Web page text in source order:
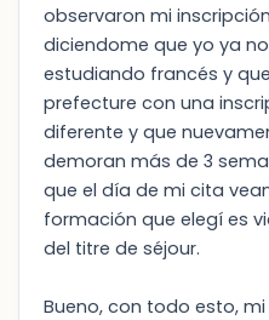
observaron mi
diciendome que yo ya
estudiando francés y
prefecture con una
diferente y que
demoran más de 3
que el día de mi cita
formación que elegí es
del titre de séjour.
Bueno, con todo esto,